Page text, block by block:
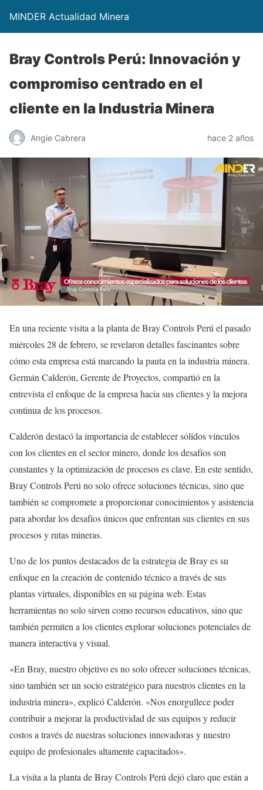
MINDER Actualidad Minera
Bray Controls Perú: Innovación y
compromiso centrado en el
cliente en la Industria Minera
Angie Cabrera hace 2 años
En una reciente visita a la planta de Bray Controls Perú el pasado
miércoles 28 de febrero, se revelaron detalles fascinantes sobre
cómo esta empresa está marcando la pauta en la industria minera.
Germán Calderón, Gerente de Proyectos, compartió en la
entrevista el enfoque de la empresa hacia sus clientes y la mejora
continua de los procesos.
Calderón destacó la importancia de establecer sólidos vínculos
con los clientes en el sector minero, donde los desafíos son
constantes y la optimización de procesos es clave. En este sentido,
Bray Controls Perú no solo ofrece soluciones técnicas, sino que
también se compromete a proporcionar conocimientos y asistencia
para abordar los desafíos únicos que enfrentan sus clientes en sus
procesos y rutas mineras.
Uno de los puntos destacados de la estrategia de Bray es su
enfoque en la creación de contenido técnico a través de sus
plantas virtuales, disponibles en su página web. Estas
herramientas no solo sirven como recursos educativos, sino que
también permiten a los clientes explorar soluciones potenciales de
manera interactiva y visual.
«En Bray, nuestro objetivo es no solo ofrecer soluciones técnicas,
sino también ser un socio estratégico para nuestros clientes en la
industria minera», explicó Calderón. «Nos enorgullece poder
contribuir a mejorar la productividad de sus equipos y reducir
costos a través de nuestras soluciones innovadoras y nuestro
equipo de profesionales altamente capacitados».
La visita a la planta de Bray Controls Perú dejó claro que están a